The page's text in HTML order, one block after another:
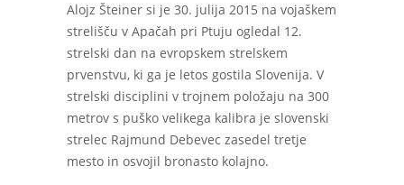
Alojz Šteiner si je 30. julija 2015 na vojaškem
strelišču v Apačah pri Ptuju ogledal 12.
strelski dan na evropskem strelskem
prvenstvu, ki ga je letos gostila Slovenija. V
strelski disciplini v trojnem položaju na 300
metrov s puško velikega kalibra je slovenski
strelec Rajmund Debevec zasedel tretje
mesto in osvojil bronasto kolajno.